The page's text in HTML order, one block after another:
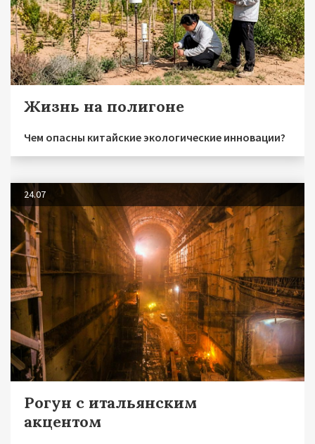
Жизнь на полигоне
Чем опасны китайские экологические инновации?
24.07
Рогун с итальянским
акцентом